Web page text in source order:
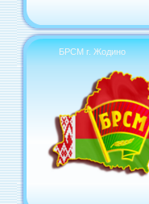
БРСМ г. Жодино